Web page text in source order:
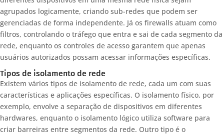
agrupados logicamente, criando sub-redes que podem ser
gerenciadas de forma independente. Já os firewalls atuam como
filtros, controlando o tráfego que entra e sai de cada segmento da
rede, enquanto os controles de acesso garantem que apenas
usuários autorizados possam acessar informações específicas.
Tipos de isolamento de rede
Existem vários tipos de isolamento de rede, cada um com suas
características e aplicações específicas. O isolamento físico, por
exemplo, envolve a separação de dispositivos em diferentes
hardwares, enquanto o isolamento lógico utiliza software para
criar barreiras entre segmentos da rede. Outro tipo é o